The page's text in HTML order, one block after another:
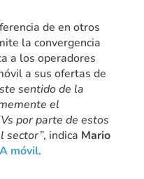
de en otros
la convergencia
a los operadores
a sus ofertas de
sentido de la
el
por parte de estos
sector”, indica Mario
móvil.